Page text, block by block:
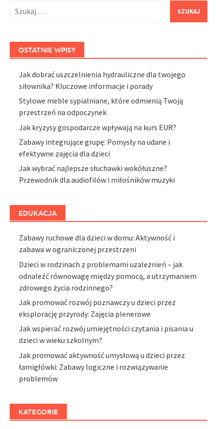
OSTATNIE WPISY
Jak dobrać uszczelnienia hydrauliczne dla twojego
siłownika? Kluczowe informacje i porady
Stylowe meble sypialniane, które odmienią Twoją
przestrzeń na odpoczynek
Jak kryzysy gospodarcze wpływają na kurs EUR?
Zabawy integrujące grupę: Pomysły na udane i
efektywne zajęcia dla dzieci
Jak wybrać najlepsze słuchawki wokółuszne?
Przewodnik dla audiofilów i miłośników muzyki
EDUKACJA
Zabawy ruchowe dla dzieci w domu: Aktywność i
zabawa w ograniczonej przestrzeni
Dzieci w rodzinach z problemami uzależnień – jak
odnaleźć równowagę między pomocą, a utrzymaniem
zdrowego życia rodzinnego?
Jak promować rozwój poznawczy u dzieci przez
eksplorację przyrody: Zajęcia plenerowe
Jak wspierać rozwój umiejętności czytania i pisania u
dzieci w wieku szkolnym?
Jak promować aktywność umysłową u dzieci przez
łamigłówki: Zabawy logiczne i rozwiązywanie
problemów
KATEGORIE